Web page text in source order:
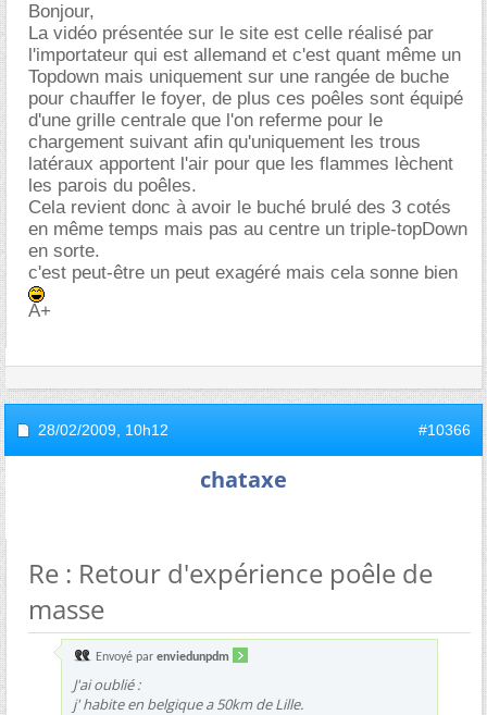
Bonjour,
La vidéo présentée sur le site est celle réalisé par
l'importateur qui est allemand et c'est quant même un
Topdown mais uniquement sur une rangée de buche
pour chauffer le foyer, de plus ces poêles sont équipé
d'une grille centrale que l'on referme pour le
chargement suivant afin qu'uniquement les trous
latéraux apportent l'air pour que les flammes lèchent
les parois du poêles.
Cela revient donc à avoir le buché brulé des 3 cotés
en même temps mais pas au centre un triple-topDown
en sorte.
c'est peut-être un peut exagéré mais cela sonne bien
A+
28/02/2009, 10h12 #10366
chataxe
Re : Retour d'expérience poêle de
masse
Envoyé par enviedunpdm
J'ai oublié :
j' habite en belgique a 50km de Lille.